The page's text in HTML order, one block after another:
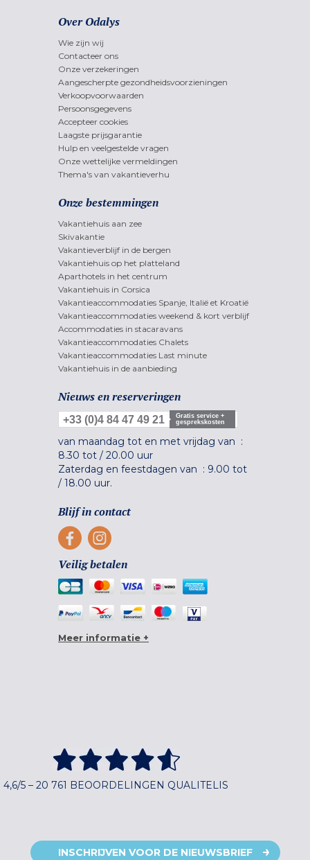
Over Odalys
Wie zijn wij
Contacteer ons
Onze verzekeringen
Aangescherpte gezondheidsvoorzieningen
Verkoopvoorwaarden
Persoonsgegevens
Accepteer cookies
Laagste prijsgarantie
Hulp en veelgestelde vragen
Onze wettelijke vermeldingen
Thema's van vakantieverhu
Onze bestemmingen
Vakantiehuis aan zee
Skivakantie
Vakantieverblijf in de bergen
Vakantiehuis op het platteland
Aparthotels in het centrum
Vakantiehuis in Corsica
Vakantieaccommodaties Spanje, Italië et Kroatië
Vakantieaccommodaties weekend & kort verblijf
Accommodaties in stacaravans
Vakantieaccommodaties Chalets
Vakantieaccommodaties Last minute
Vakantiehuis in de aanbieding
Nieuws en reserveringen
+33 (0)4 84 47 49 21
Gratis service +
gesprekskosten
van maandag tot en met vrijdag van :
8.30 tot / 20.00 uur
Zaterdag en feestdagen van : 9.00 tot
/ 18.00 uur.
Blijf in contact
Veilig betalen
Meer informatie +
4,6/5 – 20 761 BEOORDELINGEN QUALITELIS
INSCHRIJVEN VOOR DE NIEUWSBRIEF